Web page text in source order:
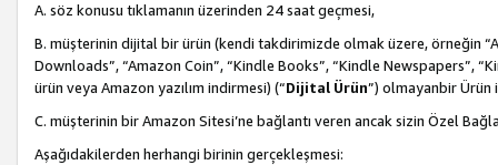
A. söz konusu tıklamanın üzerinden 24 saat geçmesi,
B. müşterinin dijital bir ürün (kendi takdirimizde olmak üzere, örneğin
Downloads”, “Amazon Coin”, “Kindle Books”, “Kindle Newspapers”,
ürün veya Amazon yazılım indirmesi) (“Dijital Ürün”) olmayanbir Ürün
C. müşterinin bir Amazon Sitesi’ne bağlantı veren ancak sizin Özel
Aşağıdakilerden herhangi birinin gerçekleşmesi: